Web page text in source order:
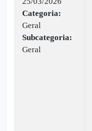
Categoria:
Geral
Subcategoria:
Geral